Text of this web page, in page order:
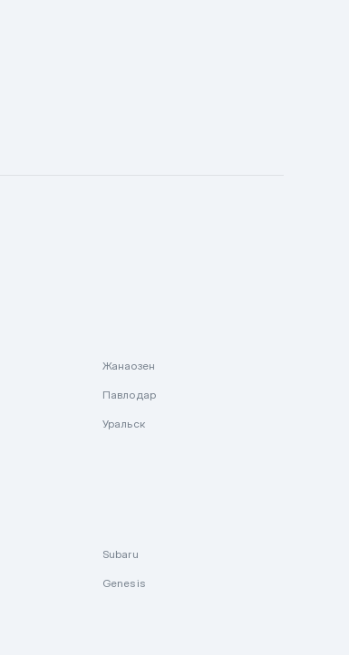
Жанаозен
Павлодар
Уральск
Subaru
Genesis